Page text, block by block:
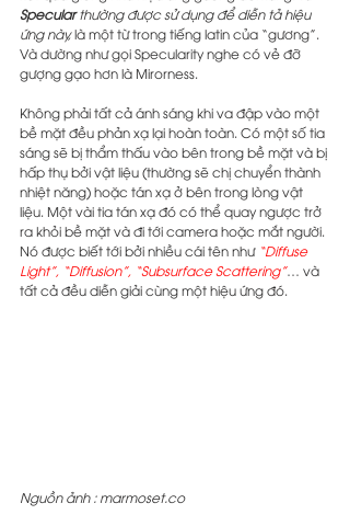
Specular thường được sử dụng để diễn tả hiệu
ứng này, là một từ trong tiếng latin của “gương”.
Và dường như gọi Specularity nghe có vẻ đỡ
gượng gạo hơn là Mirorness.
Không phải tất cả ánh sáng khi va đập vào một
bề mặt đều phản xạ lại hoàn toàn. Có một số tia
sáng sẽ bị thẩm thấu vào bên trong bề mặt và bị
hấp thụ bởi vật liệu (thường sẽ chị chuyển thành
nhiệt năng) hoặc tán xạ ở bên trong lòng vật
liệu. Một vài tia tán xạ đó có thể quay ngược trở
ra khỏi bề mặt và đi tới camera hoặc mắt người.
Nó được biết tới bởi nhiều cái tên như “Diffuse
Light”, “Diffusion”, “Subsurface Scattering”… và
tất cả đều diễn giải cùng một hiệu ứng đó.
Nguồn ảnh : marmoset.co